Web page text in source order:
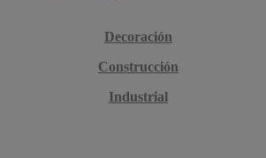
Decoración
Construcción
Industrial